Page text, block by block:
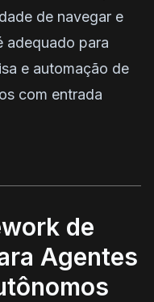
de navegar e
adequado para
e automação de
com entrada
de
Agentes